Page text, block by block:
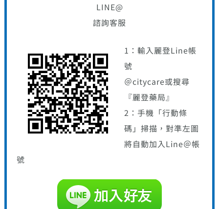
LINE@
諮詢客服
1：輸入麗登Line帳
號
＠citycare或搜尋
『麗登藥局』
2：手機「行動條
碼」掃描，對準左圖
將自動加入Line＠帳
號